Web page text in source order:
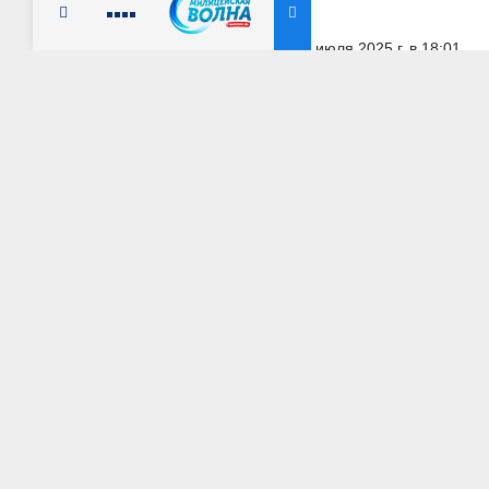
31 июля 2025 г. в 18:01
Радио Милицейская волна